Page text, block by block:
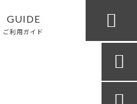
GUIDE
ご利用ガイド

